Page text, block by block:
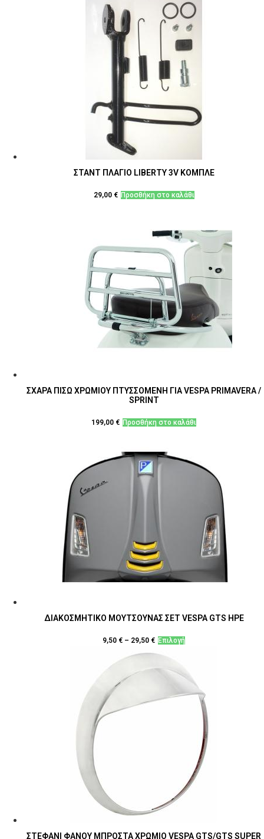
ΣΤΑΝΤ ΠΛΑΓΙΟ LIBERTY 3V ΚΟΜΠΛΕ
29,00 € Προσθήκη στο καλάθι
ΣΧΑΡΑ ΠΙΣΩ ΧΡΩΜΙΟΥ ΠΤΥΣΣΟΜΕΝΗ ΓΙΑ VESPA PRIMAVERA /
SPRINT
199,00 € Προσθήκη στο καλάθι
ΔΙΑΚΟΣΜΗΤΙΚΟ ΜΟΥΤΣΟΥΝΑΣ ΣΕΤ VESPA GTS HPE
9,50 € – 29,50 € ΕπιλογήΑυτό
έχει
πολλαπλές
παραλλαγές.
επιλογές
μπορούν
να
επιλεγούν
στη
ΣΤΕΦΑΝΙ ΦΑΝΟΥ ΜΠΡΟΣΤΑ ΧΡΩΜΙΟ VESPA GTS/GTS SUPER